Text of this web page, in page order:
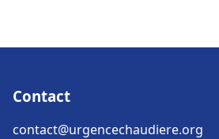
Contact
contact@urgencechaudiere.org